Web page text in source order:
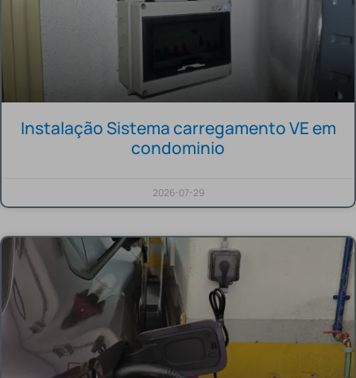
Instalação Sistema carregamento VE em
condominio
2026-07-29